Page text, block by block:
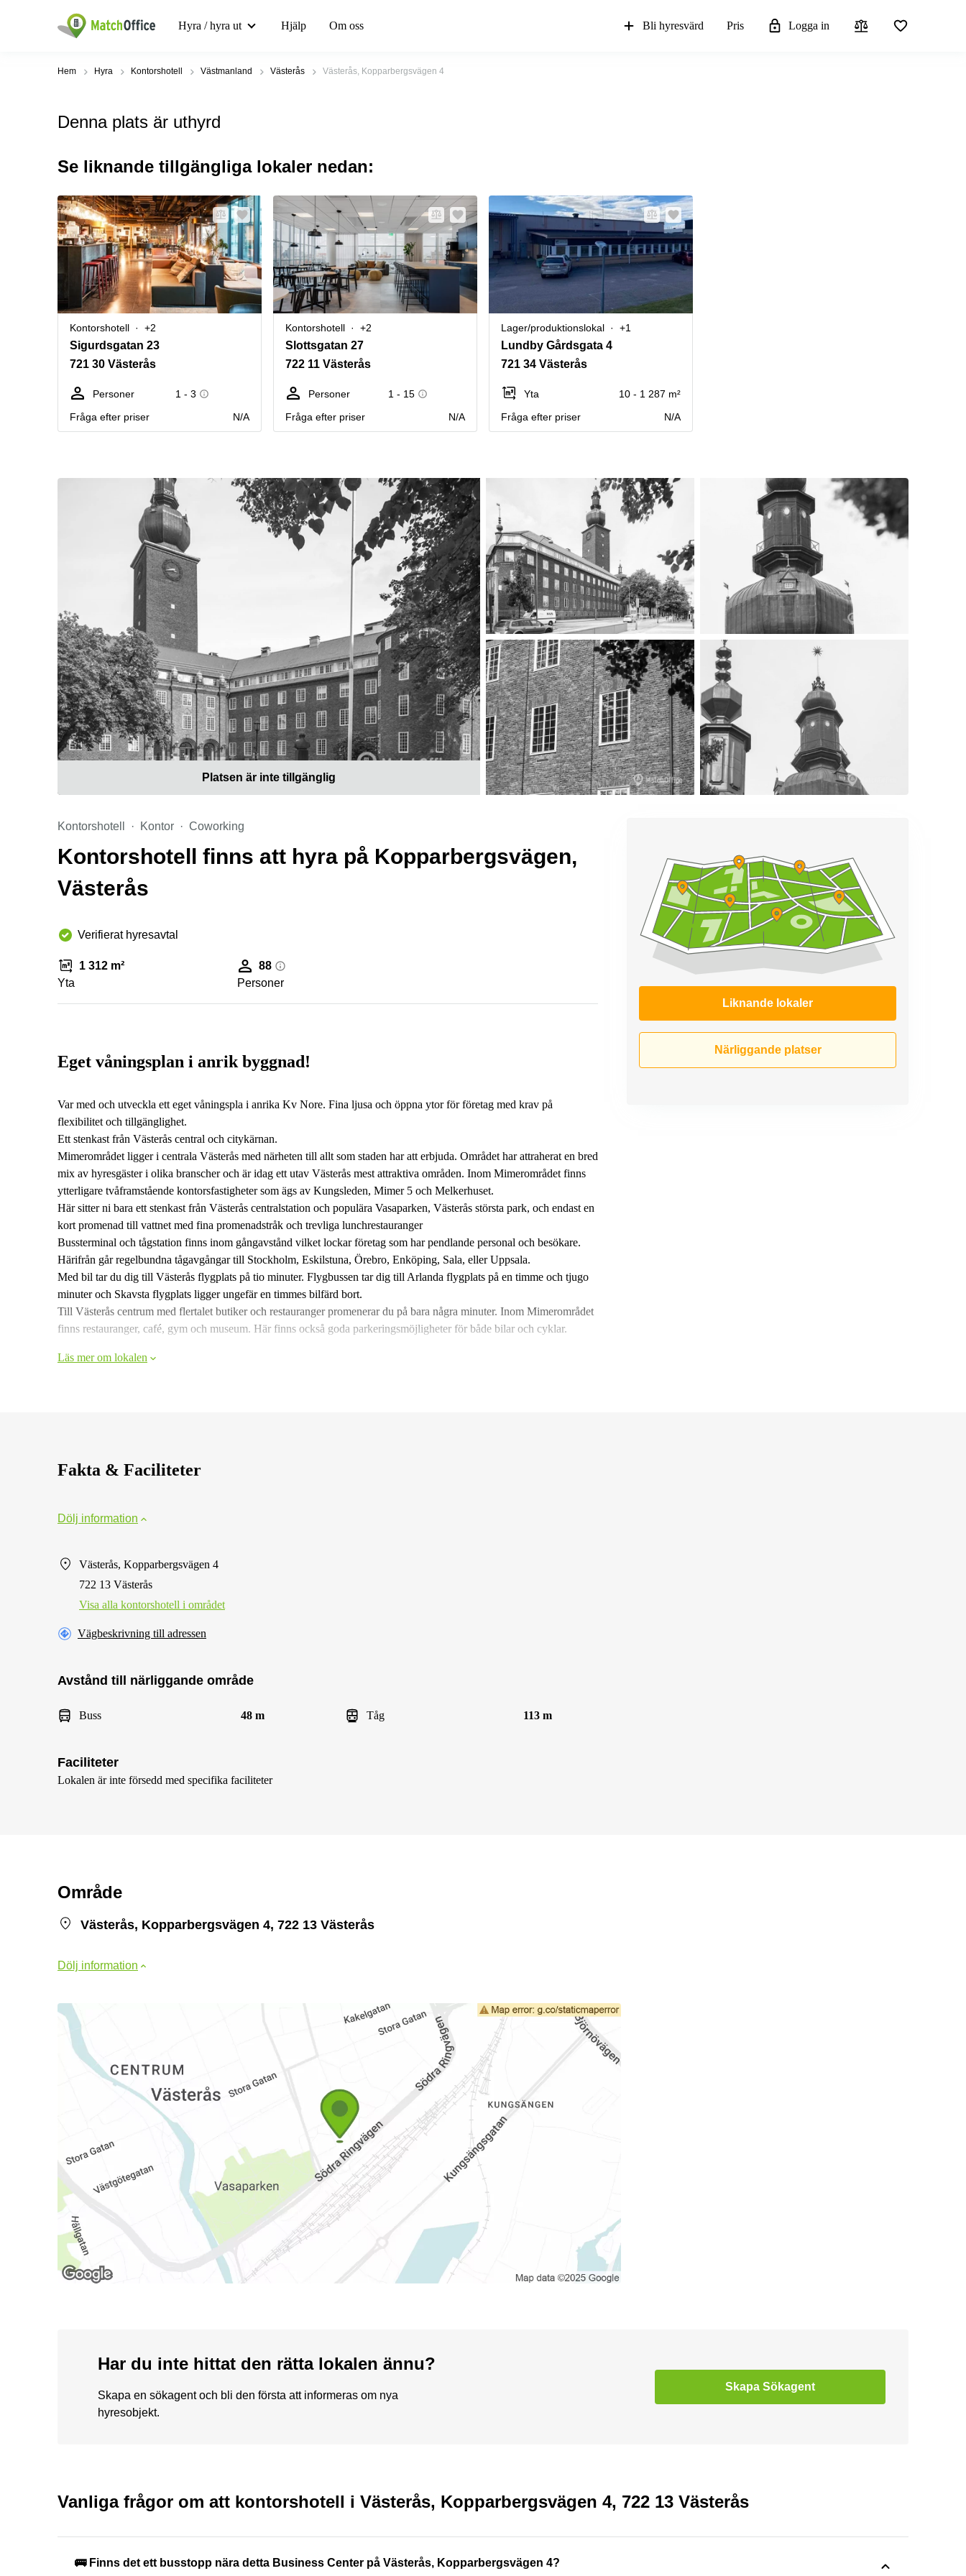
Hyra / hyra ut Hjälp Om oss Bli hyresvärd Pris Logga in
Hem Hyra Kontorshotell Västmanland Västerås Västerås, Kopparbergsvägen 4
Denna plats är uthyrd
Se liknande tillgängliga lokaler nedan:
Kontorshotell +2
Sigurdsgatan 23
721 30 Västerås
Personer
1 - 3
Fråga efter priser
N/A
Kontorshotell +2
Slottsgatan 27
722 11 Västerås
Personer
1 - 15
Fråga efter priser
N/A
Lager/produktionslokal +1
Lundby Gårdsgata 4
721 34 Västerås
Yta
10 - 1 287 m²
Fråga efter priser
N/A
Platsen är inte tillgänglig
Kontorshotell Kontor Coworking
Kontorshotell finns att hyra på Kopparbergsvägen,
Västerås
Verifierat hyresavtal
1 312 m²
Yta
88
Personer
Liknande lokaler
Närliggande platser
Eget våningsplan i anrik byggnad!
Var med och utveckla ett eget våningspla i anrika Kv Nore. Fina ljusa och öppna ytor för företag med krav på
flexibilitet och tillgänglighet.
Ett stenkast från Västerås central och citykärnan.
Mimerområdet ligger i centrala Västerås med närheten till allt som staden har att erbjuda. Området har attraherat en bred
mix av hyresgäster i olika branscher och är idag ett utav Västerås mest attraktiva områden. Inom Mimerområdet finns
ytterligare tvåframstående kontorsfastigheter som ägs av Kungsleden, Mimer 5 och Melkerhuset.
Här sitter ni bara ett stenkast från Västerås centralstation och populära Vasaparken, Västerås största park, och endast en
kort promenad till vattnet med fina promenadstråk och trevliga lunchrestauranger
Bussterminal och tågstation finns inom gångavstånd vilket lockar företag som har pendlande personal och besökare.
Härifrån går regelbundna tågavgångar till Stockholm, Eskilstuna, Örebro, Enköping, Sala, eller Uppsala.
Med bil tar du dig till Västerås flygplats på tio minuter. Flygbussen tar dig till Arlanda flygplats på en timme och tjugo
minuter och Skavsta flygplats ligger ungefär en timmes bilfärd bort.
Till Västerås centrum med flertalet butiker och restauranger promenerar du på bara några minuter. Inom Mimerområdet
finns restauranger, café, gym och museum. Här finns också goda parkeringsmöjligheter för både bilar och cyklar.
Läs mer om lokalen
Fakta & Faciliteter
Dölj information
Västerås, Kopparbergsvägen 4
722 13 Västerås
Visa alla kontorshotell i området
Vägbeskrivning till adressen
Avstånd till närliggande område
Buss 48 m Tåg 113 m
Faciliteter
Lokalen är inte försedd med specifika faciliteter
Område
Västerås, Kopparbergsvägen 4, 722 13 Västerås
Dölj information
Har du inte hittat den rätta lokalen ännu?
Skapa en sökagent och bli den första att informeras om nya
hyresobjekt.
Skapa Sökagent
Vanliga frågor om att kontorshotell i Västerås, Kopparbergsvägen 4, 722 13 Västerås
🚌 Finns det ett busstopp nära detta Business Center på Västerås, Kopparbergsvägen 4?